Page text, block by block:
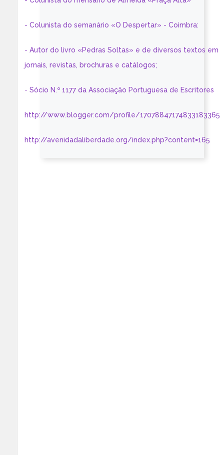
- Colunista do semanário «O Despertar» - Coimbra:
- Autor do livro «Pedras Soltas» e de diversos textos em
jornais, revistas, brochuras e catálogos;
- Sócio N.º 1177 da Associação Portuguesa de Escritores
http://www.blogger.com/profile/17078847174833183365
http://avenidadaliberdade.org/index.php?content=165